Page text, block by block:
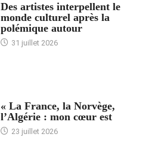
Des artistes interpellent le
monde culturel après la
polémique autour
31 juillet 2026
« La France, la Norvège,
l’Algérie : mon cœur est
23 juillet 2026